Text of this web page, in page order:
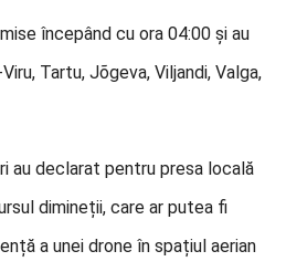
începând cu ora 04:00 și au
Tartu, Jõgeva, Viljandi, Valga,
au declarat pentru presa locală
dimineții, care ar putea fi
a unei drone în spațiul aerian